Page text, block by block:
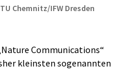
Chemnitz/IFW Dresden
Communications“
kleinsten sogenannten